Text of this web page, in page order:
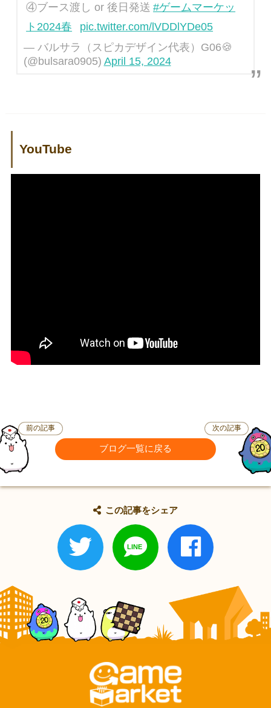
④ブース渡し or 後日発送 #ゲームマーケッ
ト2024春
pic.twitter.com/lVDDlYDe05
— バルサラ（スピカデザイン代表）G06🍪
(@bulsara0905) April 15, 2024
YouTube
前の記事
ブログ一覧に戻る
次の記事
この記事をシェア